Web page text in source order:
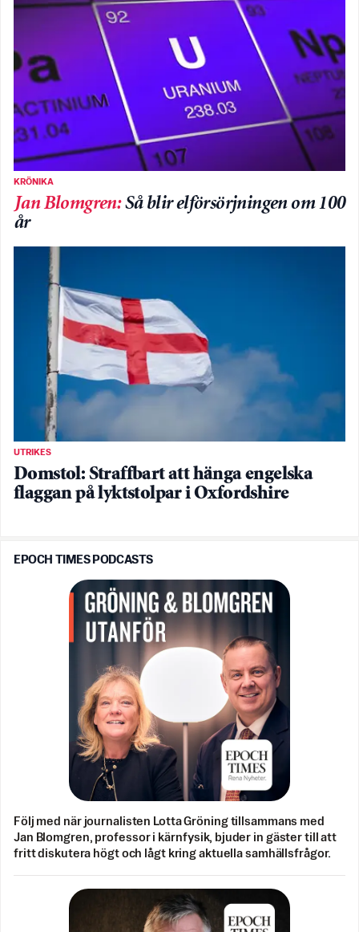
KRÖNIKA
Jan Blomgren:Så blir elförsörjningen om 100
år
UTRIKES
Domstol: Straffbart att hänga engelska
flaggan på lyktstolpar i Oxfordshire
EPOCH TIMES PODCASTS
Följ med när journalisten Lotta Gröning tillsammans med
Jan Blomgren, professor i kärnfysik, bjuder in gäster till att
fritt diskutera högt och lågt kring aktuella samhällsfrågor.